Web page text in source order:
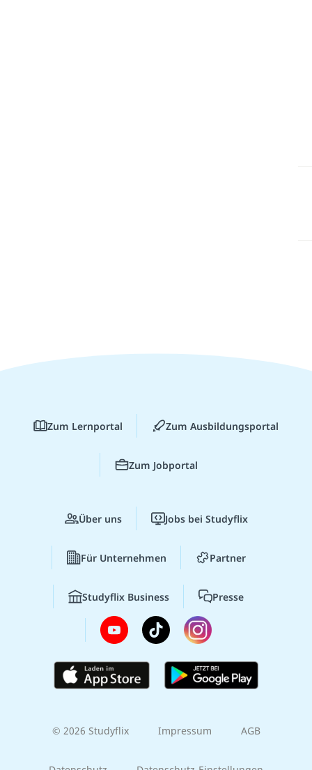
Zum Lernportal Zum Ausbildungsportal
Zum Jobportal
Über uns Jobs bei Studyflix
Für Unternehmen Partner
Studyflix Business Presse
© 2026 Studyflix Impressum AGB